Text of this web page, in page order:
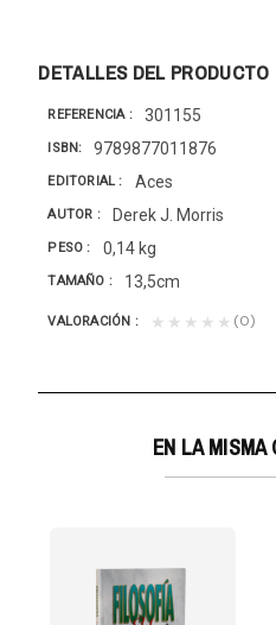
DETALLES DEL PRODUCTO
REFERENCIA 301155
ISBN 9789877011876
EDITORIAL Aces
AUTOR Derek J. Morris
PESO 0,14 kg
TAMAÑO 13,5cm
VALORACIÓN ★★★★★ (0)
EN LA MISMA
NUEVO.T./S-Z